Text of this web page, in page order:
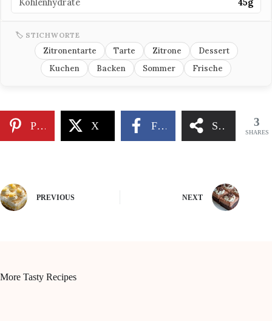
Kohlenhydrate
45g
🏷 STICHWORTE
Zitronentarte Tarte Zitrone
Dessert
Kuchen
Backen Sommer Frische
Pinterest X Facebook Share 3
SHARES
PREVIOUS NEXT
More Tasty Recipes